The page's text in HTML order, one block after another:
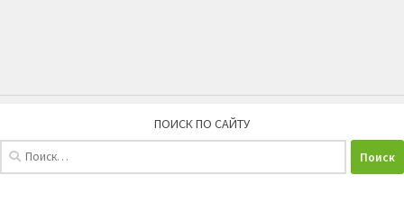
ПОИСК ПО САЙТУ